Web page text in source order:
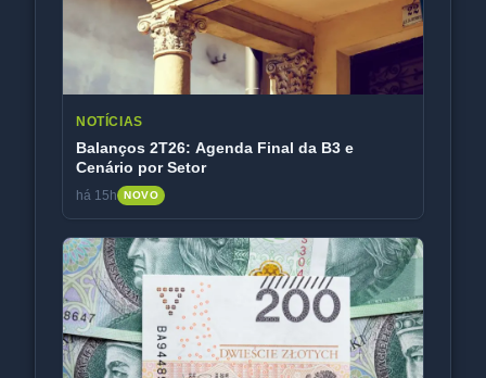
NOTÍCIAS
Balanços 2T26: Agenda Final da B3 e
Cenário por Setor
há 15h NOVO